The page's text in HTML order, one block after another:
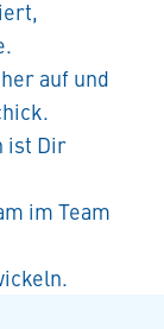
auf und
ist Dir
im Team